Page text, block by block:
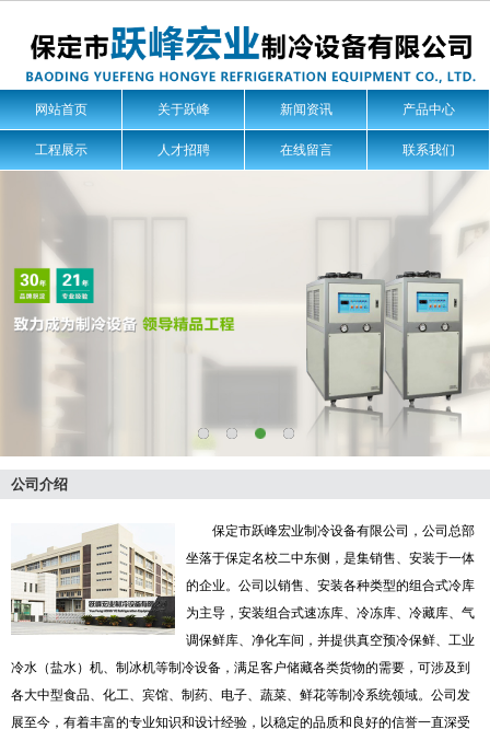
网站首页 关于跃峰 新闻资讯 产品中心
工程展示 人才招聘 在线留言 联系我们
公司介绍
保定市跃峰宏业制冷设备有限公司，公司总部
坐落于保定名校二中东侧，是集销售、安装于一体
的企业。公司以销售、安装各种类型的组合式冷库
为主导，安装组合式速冻库、冷冻库、冷藏库、气
调保鲜库、净化车间，并提供真空预冷保鲜、工业
冷水（盐水）机、制冰机等制冷设备，满足客户储藏各类货物的需要，可涉及到
各大中型食品、化工、宾馆、制药、电子、蔬菜、鲜花等制冷系统领域。公司发
展至今，有着丰富的专业知识和设计经验，以稳定的品质和良好的信誉一直深受